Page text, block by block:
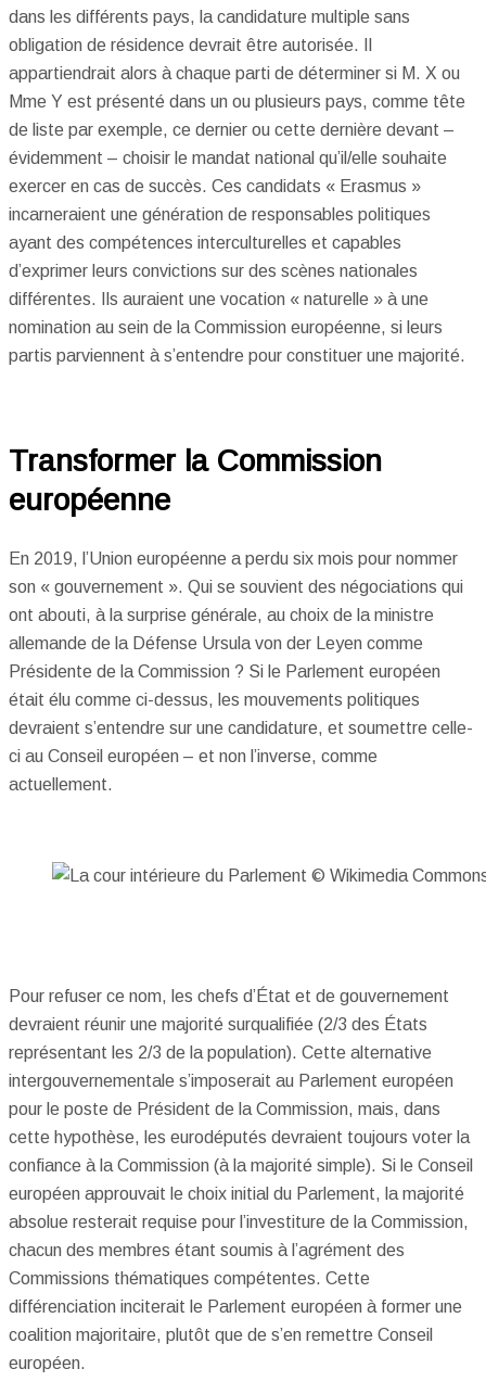
dans les différents pays, la candidature multiple sans
obligation de résidence devrait être autorisée. Il
appartiendrait alors à chaque parti de déterminer si M. X ou
Mme Y est présenté dans un ou plusieurs pays, comme tête
de liste par exemple, ce dernier ou cette dernière devant –
évidemment – choisir le mandat national qu’il/elle souhaite
exercer en cas de succès. Ces candidats « Erasmus »
incarneraient une génération de responsables politiques
ayant des compétences interculturelles et capables
d’exprimer leurs convictions sur des scènes nationales
différentes. Ils auraient une vocation « naturelle » à une
nomination au sein de la Commission européenne, si leurs
partis parviennent à s’entendre pour constituer une majorité.
Transformer la Commission
européenne
En 2019, l’Union européenne a perdu six mois pour nommer
son « gouvernement ». Qui se souvient des négociations qui
ont abouti, à la surprise générale, au choix de la ministre
allemande de la Défense Ursula von der Leyen comme
Présidente de la Commission ? Si le Parlement européen
était élu comme ci-dessus, les mouvements politiques
devraient s’entendre sur une candidature, et soumettre celle-
ci au Conseil européen – et non l’inverse, comme
actuellement.
Pour refuser ce nom, les chefs d’État et de gouvernement
devraient réunir une majorité surqualifiée (2/3 des États
représentant les 2/3 de la population). Cette alternative
intergouvernementale s’imposerait au Parlement européen
pour le poste de Président de la Commission, mais, dans
cette hypothèse, les eurodéputés devraient toujours voter la
confiance à la Commission (à la majorité simple). Si le Conseil
européen approuvait le choix initial du Parlement, la majorité
absolue resterait requise pour l’investiture de la Commission,
chacun des membres étant soumis à l’agrément des
Commissions thématiques compétentes. Cette
différenciation inciterait le Parlement européen à former une
coalition majoritaire, plutôt que de s’en remettre Conseil
européen.